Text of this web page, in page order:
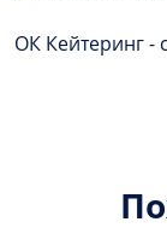
ОК Кейтеринг -